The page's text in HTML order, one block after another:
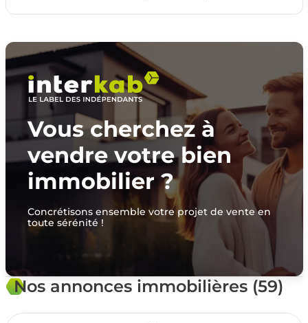
Vous cherchez à
vendre votre bien
immobilier ?
Concrétisons ensemble votre projet de vente en
toute sérénité !
Nos annonces immobilières (59)